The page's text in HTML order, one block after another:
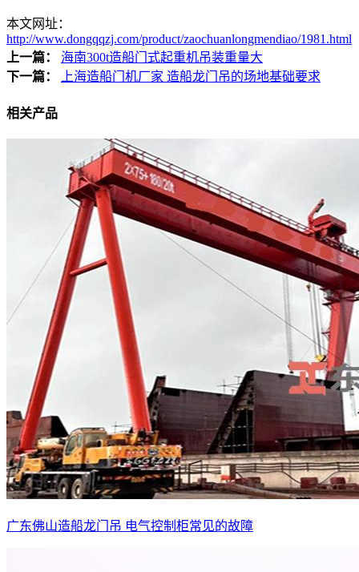
本文网址：
http://www.dongqqzj.com/product/zaochuanlongmendiao/1981.html
上一篇：
海南300t造船门式起重机吊装重量大
下一篇：
上海造船门机厂家 造船龙门吊的场地基础要求
相关产品
广东佛山造船龙门吊 电气控制柜常见的故障